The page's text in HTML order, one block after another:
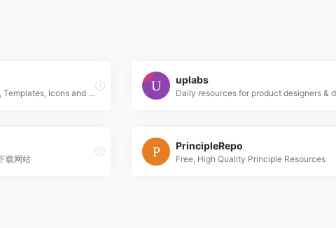
UI Kits, Wireframe Kits, Templates, Icons and More
uplabs
载网站
PrincipleRepo
Free, High Quality Principle Resources